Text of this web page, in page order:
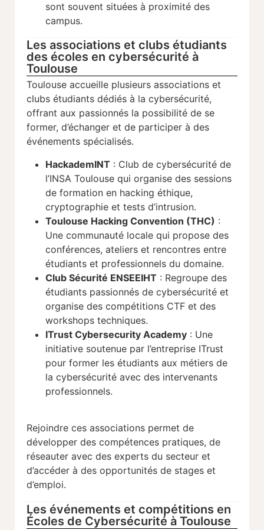
sont souvent situées à proximité des
campus.
Les associations et clubs étudiants
des écoles en cybersécurité à
Toulouse
Toulouse accueille plusieurs associations et
clubs étudiants dédiés à la cybersécurité,
offrant aux passionnés la possibilité de se
former, d’échanger et de participer à des
événements spécialisés.
HackademINT : Club de cybersécurité de
l’INSA Toulouse qui organise des sessions
de formation en hacking éthique,
cryptographie et tests d’intrusion.
Toulouse Hacking Convention (THC) :
Une communauté locale qui propose des
conférences, ateliers et rencontres entre
étudiants et professionnels du domaine.
Club Sécurité ENSEEIHT : Regroupe des
étudiants passionnés de cybersécurité et
organise des compétitions CTF et des
workshops techniques.
ITrust Cybersecurity Academy : Une
initiative soutenue par l’entreprise ITrust
pour former les étudiants aux métiers de
la cybersécurité avec des intervenants
professionnels.
Rejoindre ces associations permet de
développer des compétences pratiques, de
réseauter avec des experts du secteur et
d’accéder à des opportunités de stages et
d’emploi.
Les événements et compétitions en
Écoles de Cybersécurité à Toulouse